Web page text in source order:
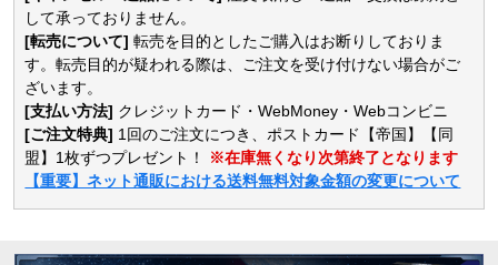
して承っておりません。
[転売について] 転売を目的としたご購入はお断りしておりま
す。転売目的が疑われる際は、ご注文を受け付けない場合がご
ざいます。
[支払い方法] クレジットカード・WebMoney・Webコンビニ
[ご注文特典] 1回のご注文につき、ポストカード【帝国】【同
盟】1枚ずつプレゼント！ ※在庫無くなり次第終了となります
【重要】ネット通販における送料無料対象金額の変更について